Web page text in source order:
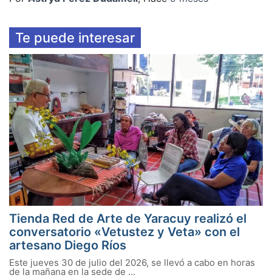
Te puede interesar
Tienda Red de Arte de Yaracuy realizó el
conversatorio «Vetustez y Veta» con el
artesano Diego Ríos
Este jueves 30 de julio del 2026, se llevó a cabo en horas
de la mañana en la sede de ...